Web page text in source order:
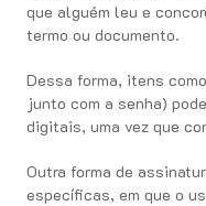
que alguém leu e
termo ou documento.
Dessa forma, itens
junto com a senha)
digitais, uma vez que
Outra forma de
específicas, em que o